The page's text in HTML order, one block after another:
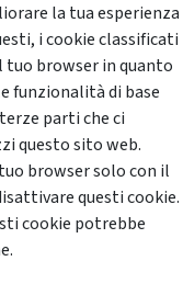
la tua esperienza
i cookie classificati
tuo browser in quanto
funzionalità di base
parti che ci
questo sito web.
browser solo con il
questi cookie.
cookie potrebbe